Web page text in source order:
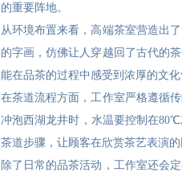
的重要阵地。
从环境布置来看，高端茶室营造出
的字画，仿佛让人穿越回了古代的
能在品茶的过程中感受到浓厚的文
在茶道流程方面，工作室严格遵循
冲泡西湖龙井时，水温要控制在
茶道步骤，让顾客在欣赏茶艺表演
除了日常的品茶活动，工作室还会